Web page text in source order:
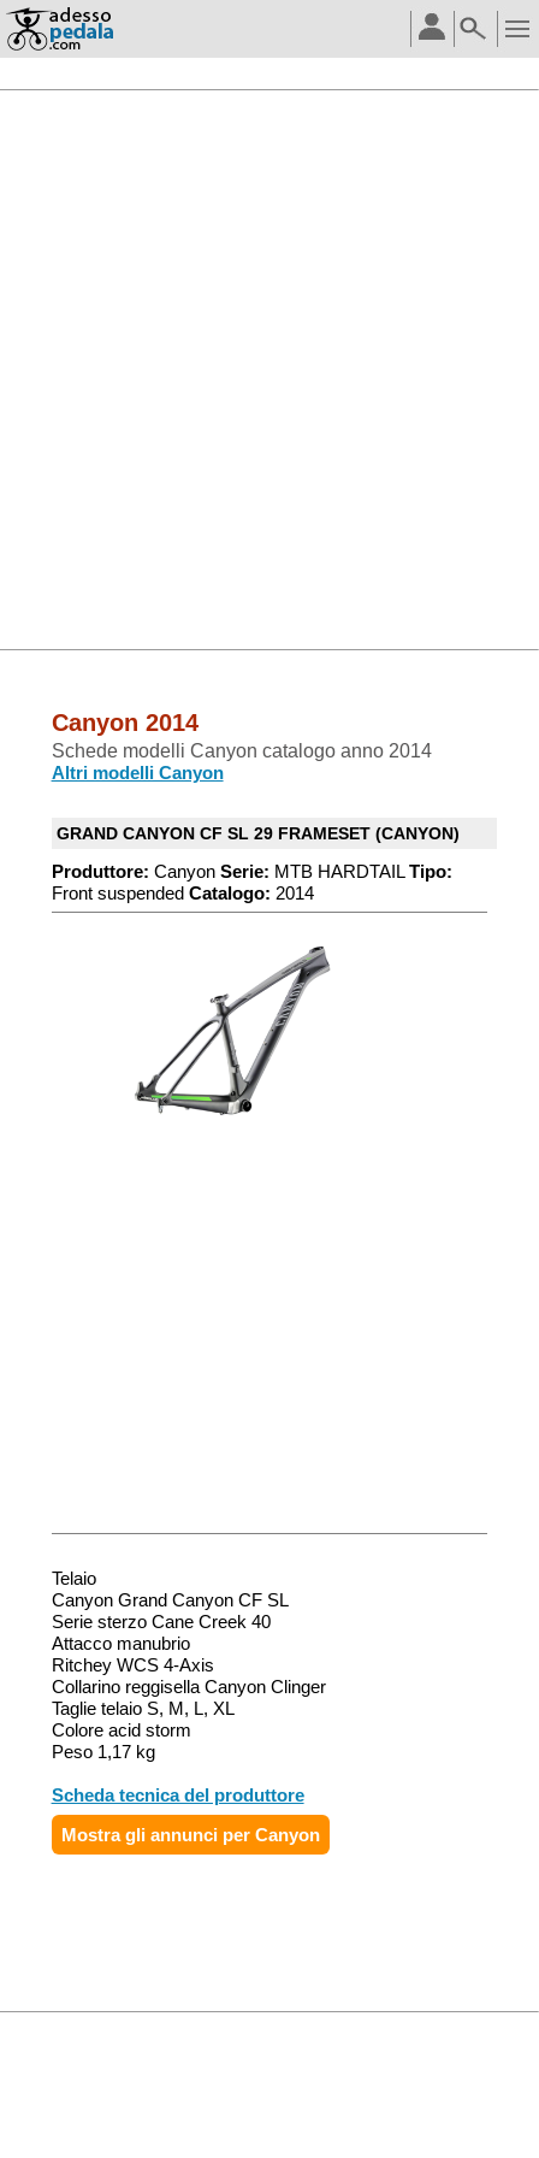
Canyon 2014
Schede modelli Canyon catalogo anno 2014
Altri modelli Canyon
GRAND CANYON CF SL 29 FRAMESET (CANYON)
Produttore: Canyon Serie: MTB HARDTAILTipo:
Front suspended Catalogo: 2014
Telaio
Canyon Grand Canyon CF SL
Serie sterzo Cane Creek 40
Attacco manubrio
Ritchey WCS 4-Axis
Collarino reggisella Canyon Clinger
Taglie telaio S, M, L, XL
Colore acid storm
Peso 1,17 kg
Scheda tecnica del produttore
Mostra gli annunci per Canyon